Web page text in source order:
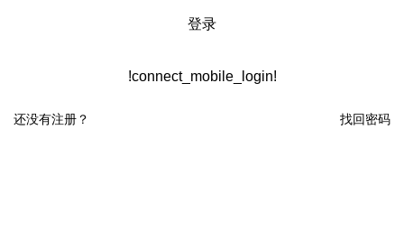
登录
!connect_mobile_login!
找回密码
还没有注册？